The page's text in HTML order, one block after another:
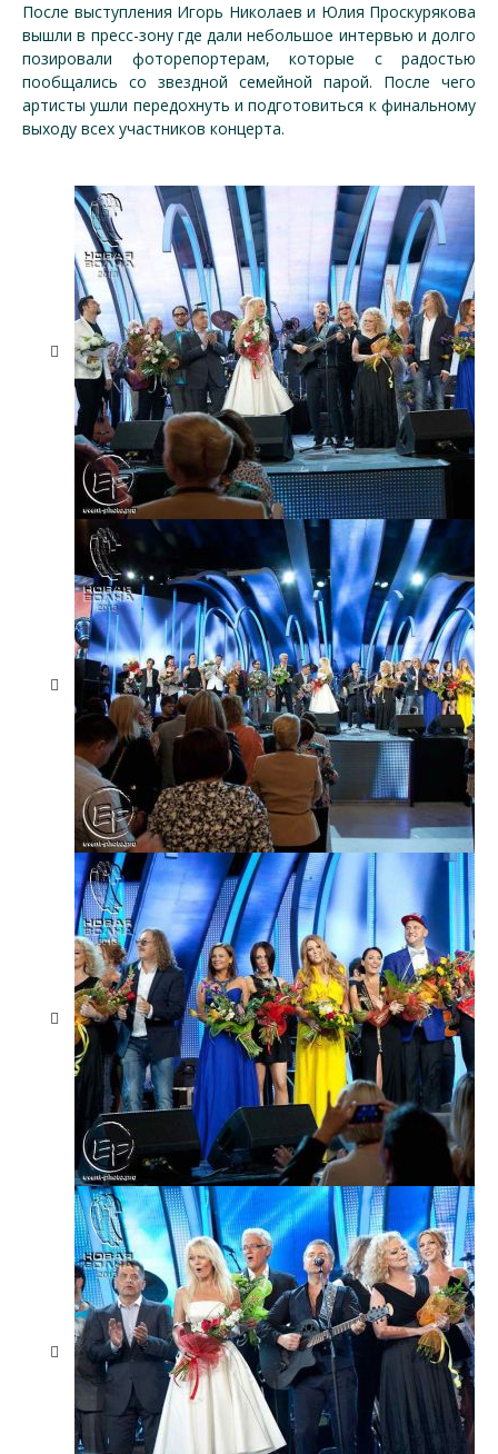
После выступления Игорь Николаев и Юлия Проскурякова
вышли в пресс-зону где дали небольшое интервью и долго
позировали фоторепортерам, которые с радостью
пообщались со звездной семейной парой. После чего
артисты ушли передохнуть и подготовиться к финальному
выходу всех участников концерта.